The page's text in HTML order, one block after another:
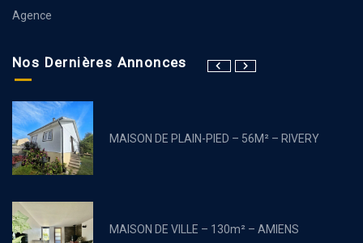
Agence
Nos Dernières Annonces
MAISON DE PLAIN-PIED – 56M² – RIVERY
MAISON DE VILLE – 130m² – AMIENS